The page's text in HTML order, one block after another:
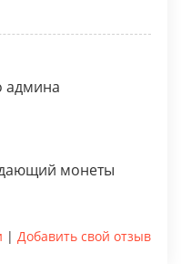
админа
монеты
Добавить свой отзыв
|